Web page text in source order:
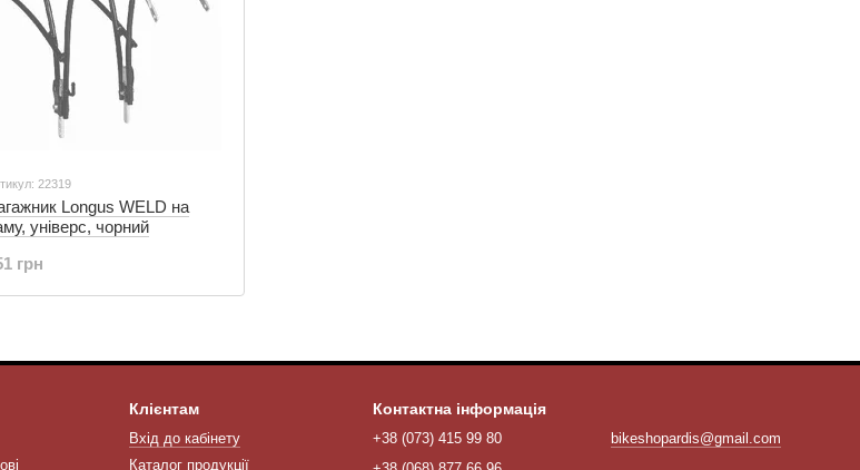
22319
Longus WELD на
універс, чорний
грн
Клієнтам
Вхід до кабінету
Каталог продукції
Контактна інформація
+38 (073) 415 99 80
bikeshopardis@gmail.com